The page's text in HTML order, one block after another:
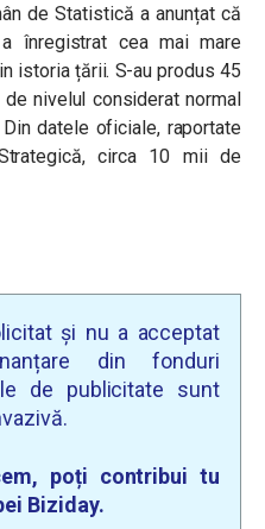
de Statistică a anunțat că
înregistrat cea mai mare
istoria țării. S-au produs 45
nivelul considerat normal
datele oficiale, raportate
circa 10 mii de
și nu a acceptat
din fonduri
de publicitate sunt
poți contribui tu
Biziday.